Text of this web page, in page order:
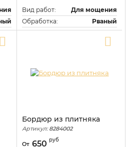
Вид работ:
Для мощения
Обработка:
Рваный
Цвет:
Серый
Бордюр из плитняка
Артикул: 8284002
От 650 руб